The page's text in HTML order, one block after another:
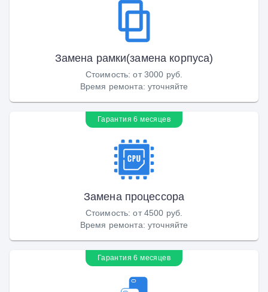
Замена рамки(замена корпуса)
Стоимость:от 3000 руб.
Время ремонта: уточняйте
Гарантия 6 месяцев
Замена процессора
Стоимость:от 4500 руб.
Время ремонта: уточняйте
Гарантия 6 месяцев